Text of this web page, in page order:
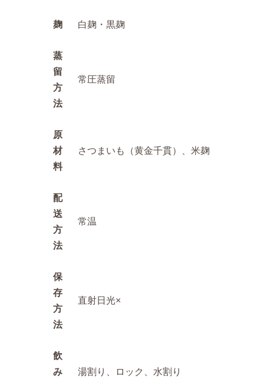
麹 白麹・黒麹
蒸
留
方
法
常圧蒸留
原
材
料
さつまいも（黄金千貫）、米麹
配
送
方
法
常温
保
存
方
法
直射日光×
飲
み
湯割り、ロック、水割り